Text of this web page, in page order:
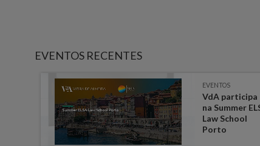
EVENTOS RECENTES
EVENTOS
VdA participa
na Summer
Law School
Porto